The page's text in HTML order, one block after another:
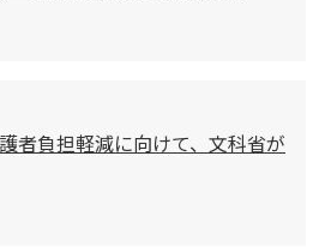
者負担軽減に向けて、文科省が